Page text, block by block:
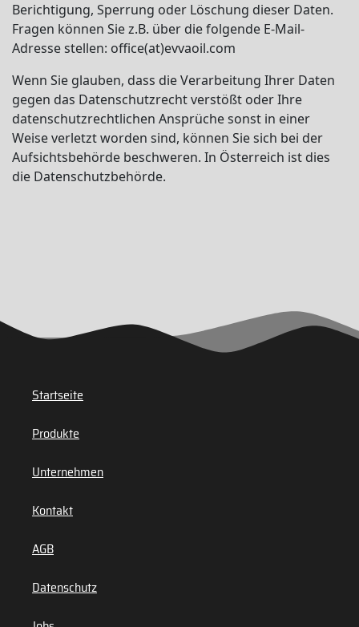
Berichtigung, Sperrung oder Löschung dieser Daten.
Fragen können Sie z.B. über die folgende E-Mail-
Adresse stellen: office(at)evvaoil.com
Wenn Sie glauben, dass die Verarbeitung Ihrer Daten
gegen das Datenschutzrecht verstößt oder Ihre
datenschutzrechtlichen Ansprüche sonst in einer
Weise verletzt worden sind, können Sie sich bei der
Aufsichtsbehörde beschweren. In Österreich ist dies
die Datenschutzbehörde.
Startseite
Produkte
Unternehmen
Kontakt
AGB
Datenschutz